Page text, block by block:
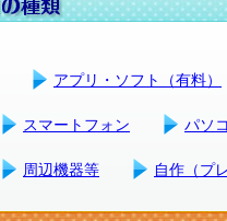
アプリ・ソフト（有料）
スマートフォン パソ
周辺機器等 自作（プ